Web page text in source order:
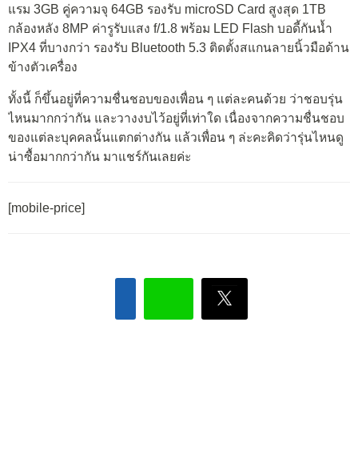
แรม 3GB คู่ความจุ 64GB รองรับ microSD Card สูงสุด 1TB
กล้องหลัง 8MP ค่ารูรับแสง f/1.8 พร้อม LED Flash บอดี้กันน้ำ
IPX4 ที่บางกว่า รองรับ Bluetooth 5.3 ติดตั้งสแกนลายนิ้วมือด้าน
ข้างตัวเครื่อง
ทั้งนี้ ก็ขึ้นอยู่ที่ความชื่นชอบของเพื่อน ๆ แต่ละคนด้วย ว่าชอบรุ่น
ไหนมากกว่ากัน และวางงบไว้อยู่ที่เท่าใด เนื่องจากความชื่นชอบ
ของแต่ละบุคคลนั้นแตกต่างกัน แล้วเพื่อน ๆ ล่ะคะคิดว่ารุ่นไหนดู
น่าซื้อมากกว่ากัน มาแชร์กันเลยค่ะ
[mobile-price]